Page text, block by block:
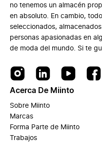
no tenemos un almacén
en absoluto. En cambio,
seleccionados,
personas apasionadas en
de moda del mundo. Si te
Acerca De Miinto
Sobre Miinto
Marcas
Forma Parte de Miinto
Trabajos